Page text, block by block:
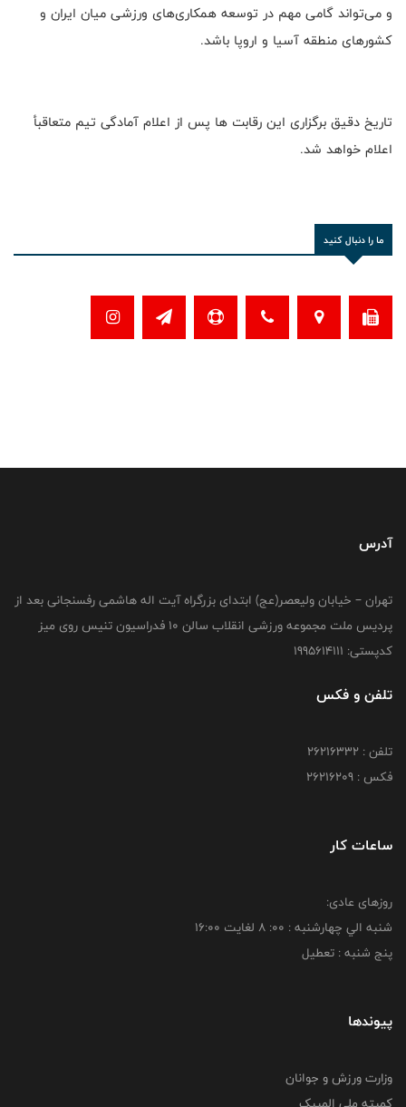
و می‌تواند گامی مهم در توسعه همکاری‌های ورزشی میان ایران و
کشورهای منطقه آسیا و اروپا باشد.
تاریخ دقیق برگزاری این رقابت ها پس از اعلام آمادگی تیم متعاقبأ
اعلام خواهد شد.
ما را دنبال کنید
آدرس
تهران – خیابان ولیعصر(عج) ابتدای بزرگراه آیت اله هاشمی رفسنجانی بعد از
پردیس ملت مجموعه ورزشی انقلاب سالن 10 فدراسیون تنیس روی میز
کدپستی: 1995614111
تلفن و فکس
تلفن : 26216332
فکس : 26216209
ساعات کار
روزهای عادی:
شنبه الي چهارشنبه : 00: 8 لغايت 16:00
پنج شنبه : تعطیل
پیوندها
وزارت ورزش و جوانان